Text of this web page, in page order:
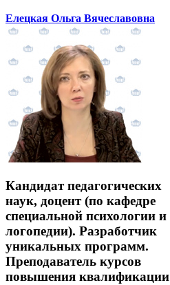
Елецкая Ольга Вячеславовна
Кандидат педагогических
наук, доцент (по кафедре
специальной психологии и
логопедии). Разработчик
уникальных программ.
Преподаватель курсов
повышения квалификации